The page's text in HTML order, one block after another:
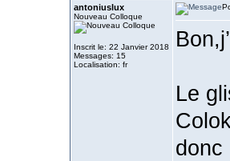
antoniuslux
Nouveau Colloque
Inscrit le: 22 Janvier 2018
Messages: 15
Localisation: fr
Le
donc